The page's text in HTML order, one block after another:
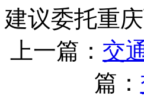
建议委托重
上一篇： 交
篇：